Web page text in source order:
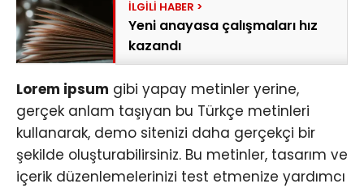
Yeni anayasa çalışmaları hız
kazandı
Lorem ipsum gibi yapay metinler yerine,
gerçek anlam taşıyan bu Türkçe metinleri
kullanarak, demo sitenizi daha gerçekçi bir
şekilde oluşturabilirsiniz. Bu metinler, tasarım ve
içerik düzenlemelerinizi test etmenize yardımcı